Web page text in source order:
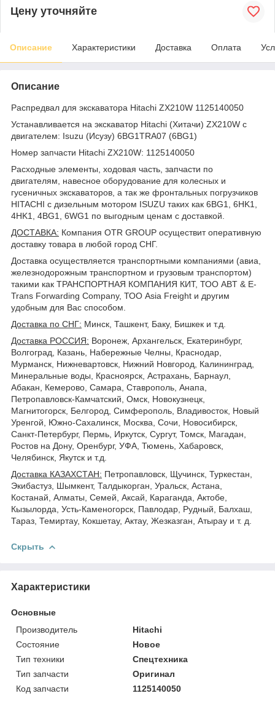
Цену уточняйте
Описание Характеристики Доставка Оплата
Описание
Распредвал для экскаватора Hitachi ZX210W 1125140050
Устанавливается на экскаватор Hitachi (Хитачи) ZX210W с
двигателем: Isuzu (Исузу) 6BG1TRA07 (6BG1)
Номер запчасти Hitachi ZX210W: 1125140050
Расходные элементы, ходовая часть, запчасти по
двигателям, навесное оборудование для колесных и
гусеничных экскаваторов, а так же фронтальных погрузчиков
HITACHI с дизельным мотором ISUZU таких как 6BG1, 6HK1,
4HK1, 4BG1, 6WG1 по выгодным ценам с доставкой.
ДОСТАВКА: Компания OTR GROUP осуществит оперативную
доставку товара в любой город СНГ.
Доставка осуществляется транспортными компаниями (авиа,
железнодорожным транспортном и грузовым транспортом)
такими как ТРАНСПОРТНАЯ КОМПАНИЯ КИТ, ТОО ABT & E-
Trans Forwarding Company, ТОО Asia Freight и другим
удобным для Вас способом.
Доставка по СНГ: Минск, Ташкент, Баку, Бишкек и т.д.
Доставка РОССИЯ: Воронеж, Архангельск, Екатеринбург,
Волгоград, Казань, Набережные Челны, Краснодар,
Мурманск, Нижневартовск, Нижний Новгород, Калининград,
Минеральные воды, Красноярск, Астрахань, Барнаул,
Абакан, Кемерово, Самара, Ставрополь, Анапа,
Петропавловск-Камчатский, Омск, Новокузнецк,
Магнитогорск, Белгород, Симферополь, Владивосток, Новый
Уренгой, Южно-Сахалинск, Москва, Сочи, Новосибирск,
Санкт-Петербург, Пермь, Иркутск, Сургут, Томск, Магадан,
Ростов на Дону, Оренбург, УФА, Тюмень, Хабаровск,
Челябинск, Якутск и т.д.
Доставка КАЗАХСТАН: Петропавловск, Щучинск, Туркестан,
Экибастуз, Шымкент, Талдыкорган, Уральск, Астана,
Костанай, Алматы, Семей, Аксай, Караганда, Актобе,
Кызылорда, Усть-Каменогорск, Павлодар, Рудный, Балхаш,
Тараз, Темиртау, Кокшетау, Актау, Жезказган, Атырау и т. д.
Скрыть
Характеристики
Основные
Производитель
Hitachi
Состояние
Новое
Тип техники
Спецтехника
Тип запчасти
Оригинал
Код запчасти
1125140050